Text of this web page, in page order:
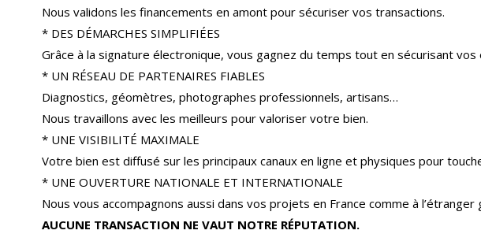
Nous validons les financements en amont pour sécuriser vos transactions.
* DES DÉMARCHES SIMPLIFIÉES
Grâce à la signature électronique, vous gagnez du temps tout en sécurisant vos
* UN RÉSEAU DE PARTENAIRES FIABLES
Diagnostics, géomètres, photographes professionnels, artisans…
Nous travaillons avec les meilleurs pour valoriser votre bien.
* UNE VISIBILITÉ MAXIMALE
Votre bien est diffusé sur les principaux canaux en ligne et physiques pour
* UNE OUVERTURE NATIONALE ET INTERNATIONALE
Nous vous accompagnons aussi dans vos projets en France comme à
AUCUNE TRANSACTION NE VAUT NOTRE RÉPUTATION.